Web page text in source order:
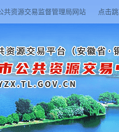
共资源交易监督管理局网站 点击